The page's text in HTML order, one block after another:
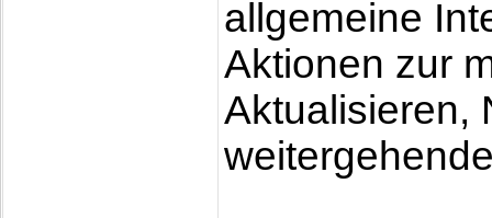
allgemeine
Aktionen zur
Aktualisieren,